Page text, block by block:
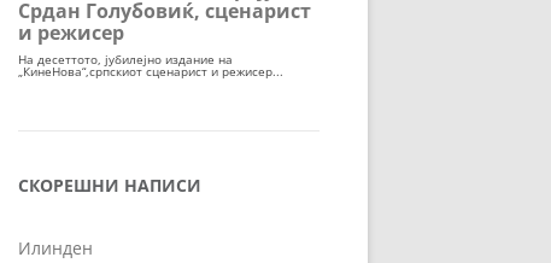
СКОРЕШНИ НАПИСИ
Илинден